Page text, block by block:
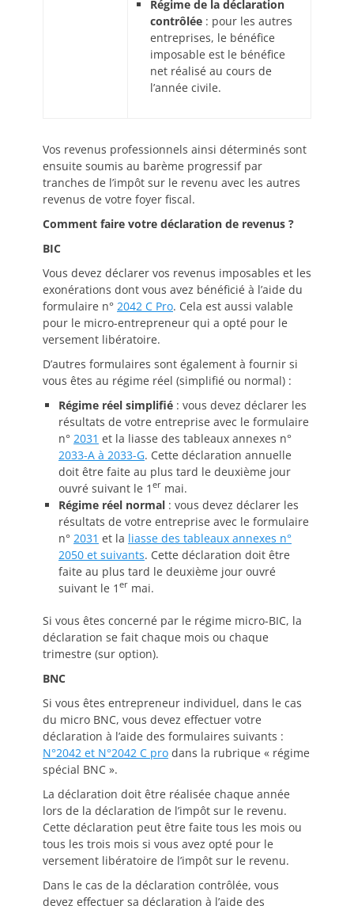
Régime de la déclaration
contrôlée : pour les autres
entreprises, le bénéfice
imposable est le bénéfice
net réalisé au cours de
l’année civile.
Vos revenus professionnels ainsi déterminés sont
ensuite soumis au barème progressif par
tranches de l’impôt sur le revenu avec les autres
revenus de votre foyer fiscal.
Comment faire votre déclaration de revenus ?
BIC
Vous devez déclarer vos revenus imposables et les
exonérations dont vous avez bénéficié à l’aide du
formulaire n° 2042 C Pro. Cela est aussi valable
pour le micro-entrepreneur qui a opté pour le
versement libératoire.
D’autres formulaires sont également à fournir si
vous êtes au régime réel (simplifié ou normal) :
Régime réel simplifié : vous devez déclarer les
résultats de votre entreprise avec le formulaire
n° 2031 et la liasse des tableaux annexes n°
2033-A à 2033-G. Cette déclaration annuelle
doit être faite au plus tard le deuxième jour
ouvré suivant le 1 er mai.
Régime réel normal : vous devez déclarer les
résultats de votre entreprise avec le formulaire
n° 2031 et la liasse des tableaux annexes n°
2050 et suivants. Cette déclaration doit être
faite au plus tard le deuxième jour ouvré
suivant le 1 er mai.
Si vous êtes concerné par le régime micro-BIC, la
déclaration se fait chaque mois ou chaque
trimestre (sur option).
BNC
Si vous êtes entrepreneur individuel, dans le cas
du micro BNC, vous devez effectuer votre
déclaration à l’aide des formulaires suivants :
N°2042 et N°2042 C pro dans la rubrique « régime
spécial BNC ».
La déclaration doit être réalisée chaque année
lors de la déclaration de l’impôt sur le revenu.
Cette déclaration peut être faite tous les mois ou
tous les trois mois si vous avez opté pour le
versement libératoire de l’impôt sur le revenu.
Dans le cas de la déclaration contrôlée, vous
devez effectuer sa déclaration à l’aide des